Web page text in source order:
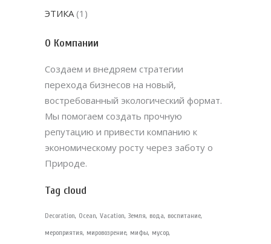
ЭТИКА (1)
О Компании
Создаем и внедряем стратегии
перехода бизнесов на новый,
востребованный экологический формат.
Мы помогаем создать прочную
репутацию и привести компанию к
экономическому росту через заботу о
Природе.
Tag cloud
Decoration Ocean Vacation Земля вода воспитание
мероприятия мировозрение мифы мусор